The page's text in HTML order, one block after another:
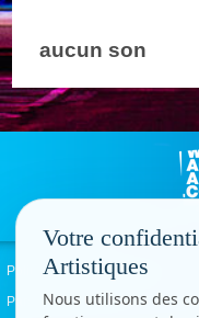
aucun son
Politique de confidentialité
Paramètres cookies
Votre
Artistiques
Nous utilisons des